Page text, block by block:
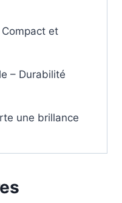
et
– Durabilité
une brillance